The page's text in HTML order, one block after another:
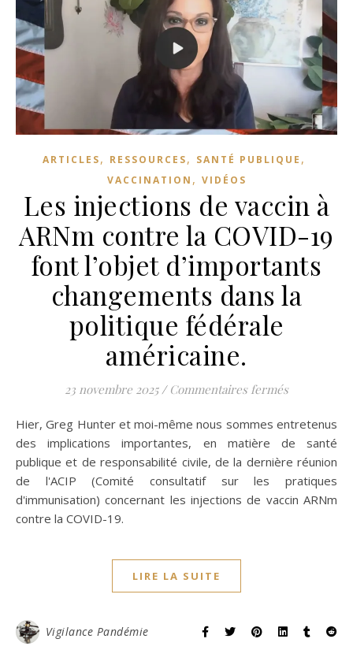
ARTICLES, RESSOURCES, SANTÉ PUBLIQUE ,
VACCINATION , VIDÉOS
Les injections de vaccin à
ARNm contre la COVID-19
font l’objet d’importants
changements dans la
politique fédérale
américaine.
23 novembre 2025 / Commentaires ferméssur Les
Hier, Greg Hunter et moi-même nous sommes entretenus
des implications importantes, en matière de santé
publique et de responsabilité civile, de la dernière réunion
de l'ACIP (Comité consultatif sur les pratiques
d'immunisation) concernant les injections de vaccin ARNm
contre la COVID-19.
LIRE LA SUITE
Vigilance Pandémie